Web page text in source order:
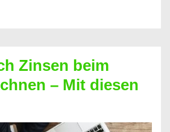
Zinsen beim
– Mit diesen